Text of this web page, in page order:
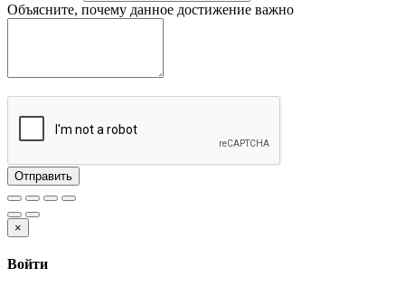
Объясните, почему данное достижение важно
Отправить
×
Войти